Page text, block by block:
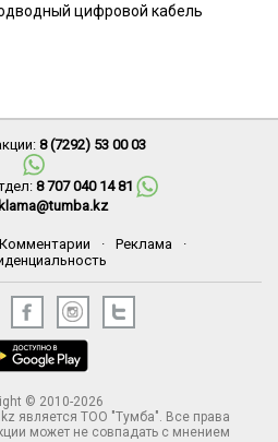
цифровой кабель
8 (7292) 53 00 03
8 707 040 14 81
Комментарии · Реклама
·
© 2010-2026
является ТОО "Тумба". Все права
может не совпадать с мнением